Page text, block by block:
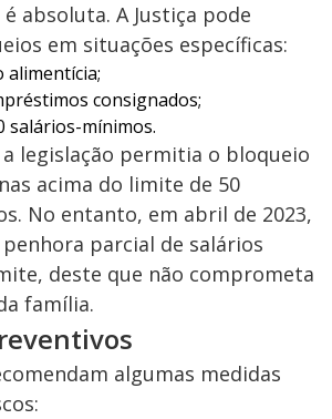
absoluta. A Justiça pode
em situações específicas:
alimentícia;
consignados;
salários-mínimos.
legislação permitia o bloqueio
acima do limite de 50
No entanto, em abril de 2023,
penhora parcial de salários
deste que não comprometa
família.
algumas medidas